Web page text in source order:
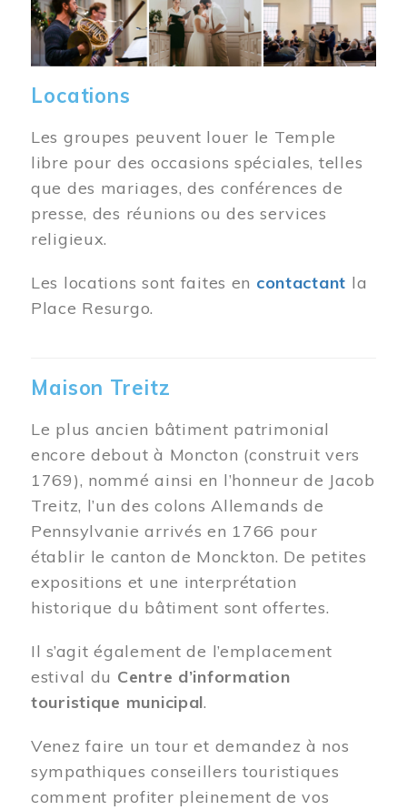
Locations
Les groupes peuvent louer le Temple
libre pour des occasions spéciales, telles
que des mariages, des conférences de
presse, des réunions ou des services
religieux.
Les locations sont faites en contactant la
Place Resurgo.
Maison Treitz
Le plus ancien bâtiment patrimonial
encore debout à Moncton (construit vers
1769), nommé ainsi en l’honneur de Jacob
Treitz, l’un des colons Allemands de
Pennsylvanie arrivés en 1766 pour
établir le canton de Monckton. De petites
expositions et une interprétation
historique du bâtiment sont offertes.
Il s’agit également de l’emplacement
estival du Centre d’information
touristique municipal.
Venez faire un tour et demandez à nos
sympathiques conseillers touristiques
comment profiter pleinement de vos